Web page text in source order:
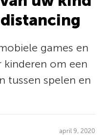
games en
kinderen om een
tussen spelen en
april 9, 2020